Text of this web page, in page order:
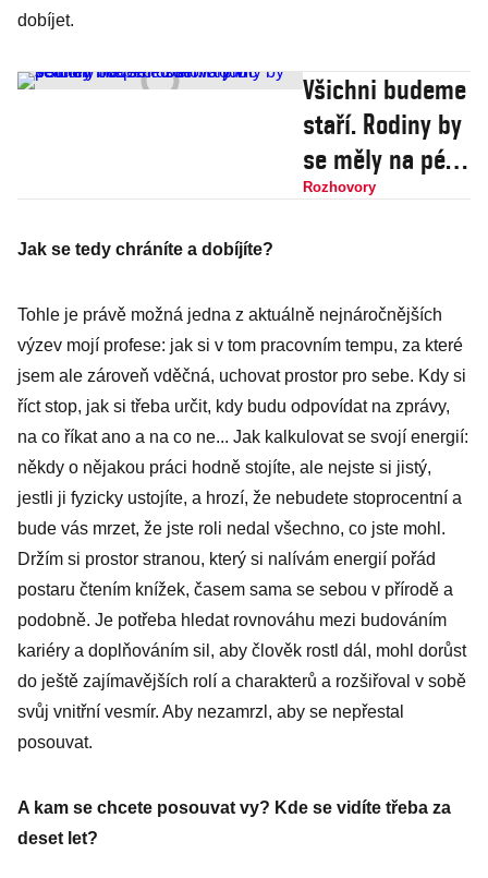
dobíjet.
Všichni budeme
staří. Rodiny by
se měly na péči
o seniory víc
seniory
Rozhovory
Jak se tedy chráníte a dobíjíte?
Tohle je právě možná jedna z aktuálně nejnáročnějších
výzev mojí profese: jak si v tom pracovním tempu, za které
jsem ale zároveň vděčná, uchovat prostor pro sebe. Kdy si
říct stop, jak si třeba určit, kdy budu odpovídat na zprávy,
na co říkat ano a na co ne... Jak kalkulovat se svojí energií:
někdy o nějakou práci hodně stojíte, ale nejste si jistý,
jestli ji fyzicky ustojíte, a hrozí, že nebudete stoprocentní a
bude vás mrzet, že jste roli nedal všechno, co jste mohl.
Držím si prostor stranou, který si nalívám energií pořád
postaru čtením knížek, časem sama se sebou v přírodě a
podobně. Je potřeba hledat rovnováhu mezi budováním
kariéry a doplňováním sil, aby člověk rostl dál, mohl dorůst
do ještě zajímavějších rolí a charakterů a rozšiřoval v sobě
svůj vnitřní vesmír. Aby nezamrzl, aby se nepřestal
posouvat.
A kam se chcete posouvat vy? Kde se vidíte třeba za
deset let?